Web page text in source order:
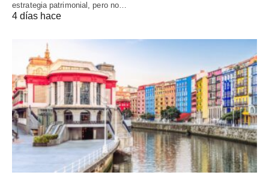
estrategia patrimonial, pero no…
4 días hace